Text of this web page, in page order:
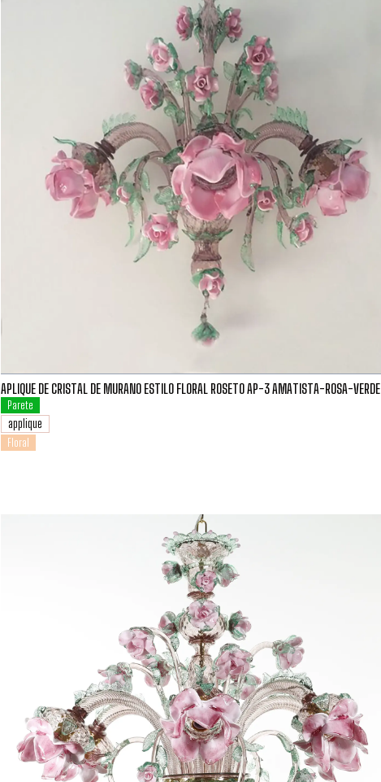
APLIQUE DE CRISTAL DE MURANO ESTILO FLORAL ROSETO AP-3 AMATISTA-ROSA-VERDE
Parete
applique
Floral